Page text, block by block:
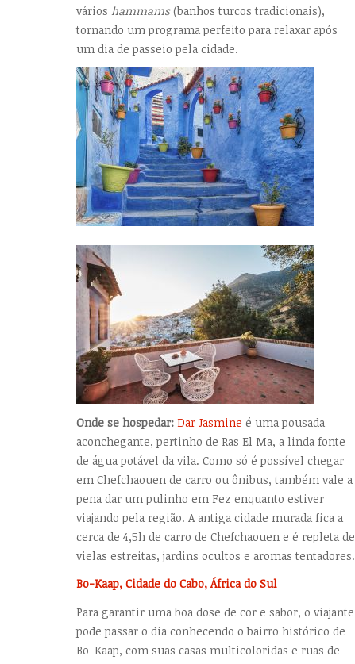
vários hammams(banhos turcos tradicionais),
tornando um programa perfeito para relaxar após
um dia de passeio pela cidade.
Onde se hospedar: Dar Jasmine é uma pousada
aconchegante, pertinho de Ras El Ma, a linda fonte
de água potável da vila. Como só é possível chegar
em Chefchaouen de carro ou ônibus, também vale a
pena dar um pulinho em Fez enquanto estiver
viajando pela região. A antiga cidade murada fica a
cerca de 4,5h de carro de Chefchaouen e é repleta de
vielas estreitas, jardins ocultos e aromas tentadores.
Bo-Kaap, Cidade do Cabo, África do Sul
Para garantir uma boa dose de cor e sabor, o viajante
pode passar o dia conhecendo o bairro histórico de
Bo-Kaap, com suas casas multicoloridas e ruas de